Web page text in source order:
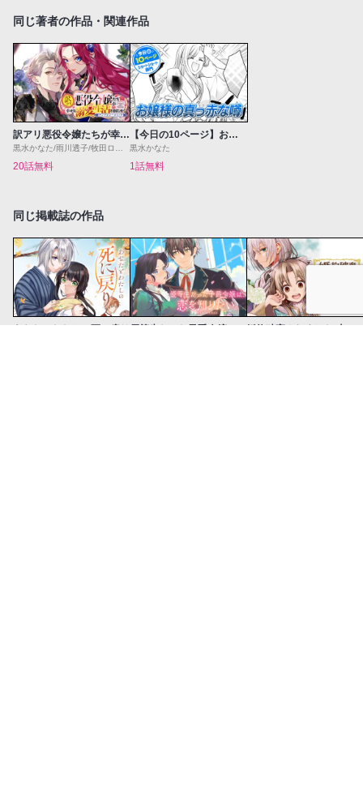
同じ著者の作品・関連作品
訳アリ悪役令嬢たちが幸せな溺愛生活を掴むまで アンソロジーコミック
20話無料
【今日の10ページ】お嬢様の真っ赤な噂
黒水かなた
1話無料
同じ掲載誌の作品